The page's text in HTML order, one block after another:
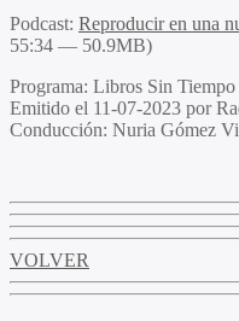
Podcast: Reproducir en una
55:34 — 50.9MB)
Programa: Libros Sin Tiempo
Emitido el 11-07-2023 por
Conducción: Nuria Gómez
VOLVER